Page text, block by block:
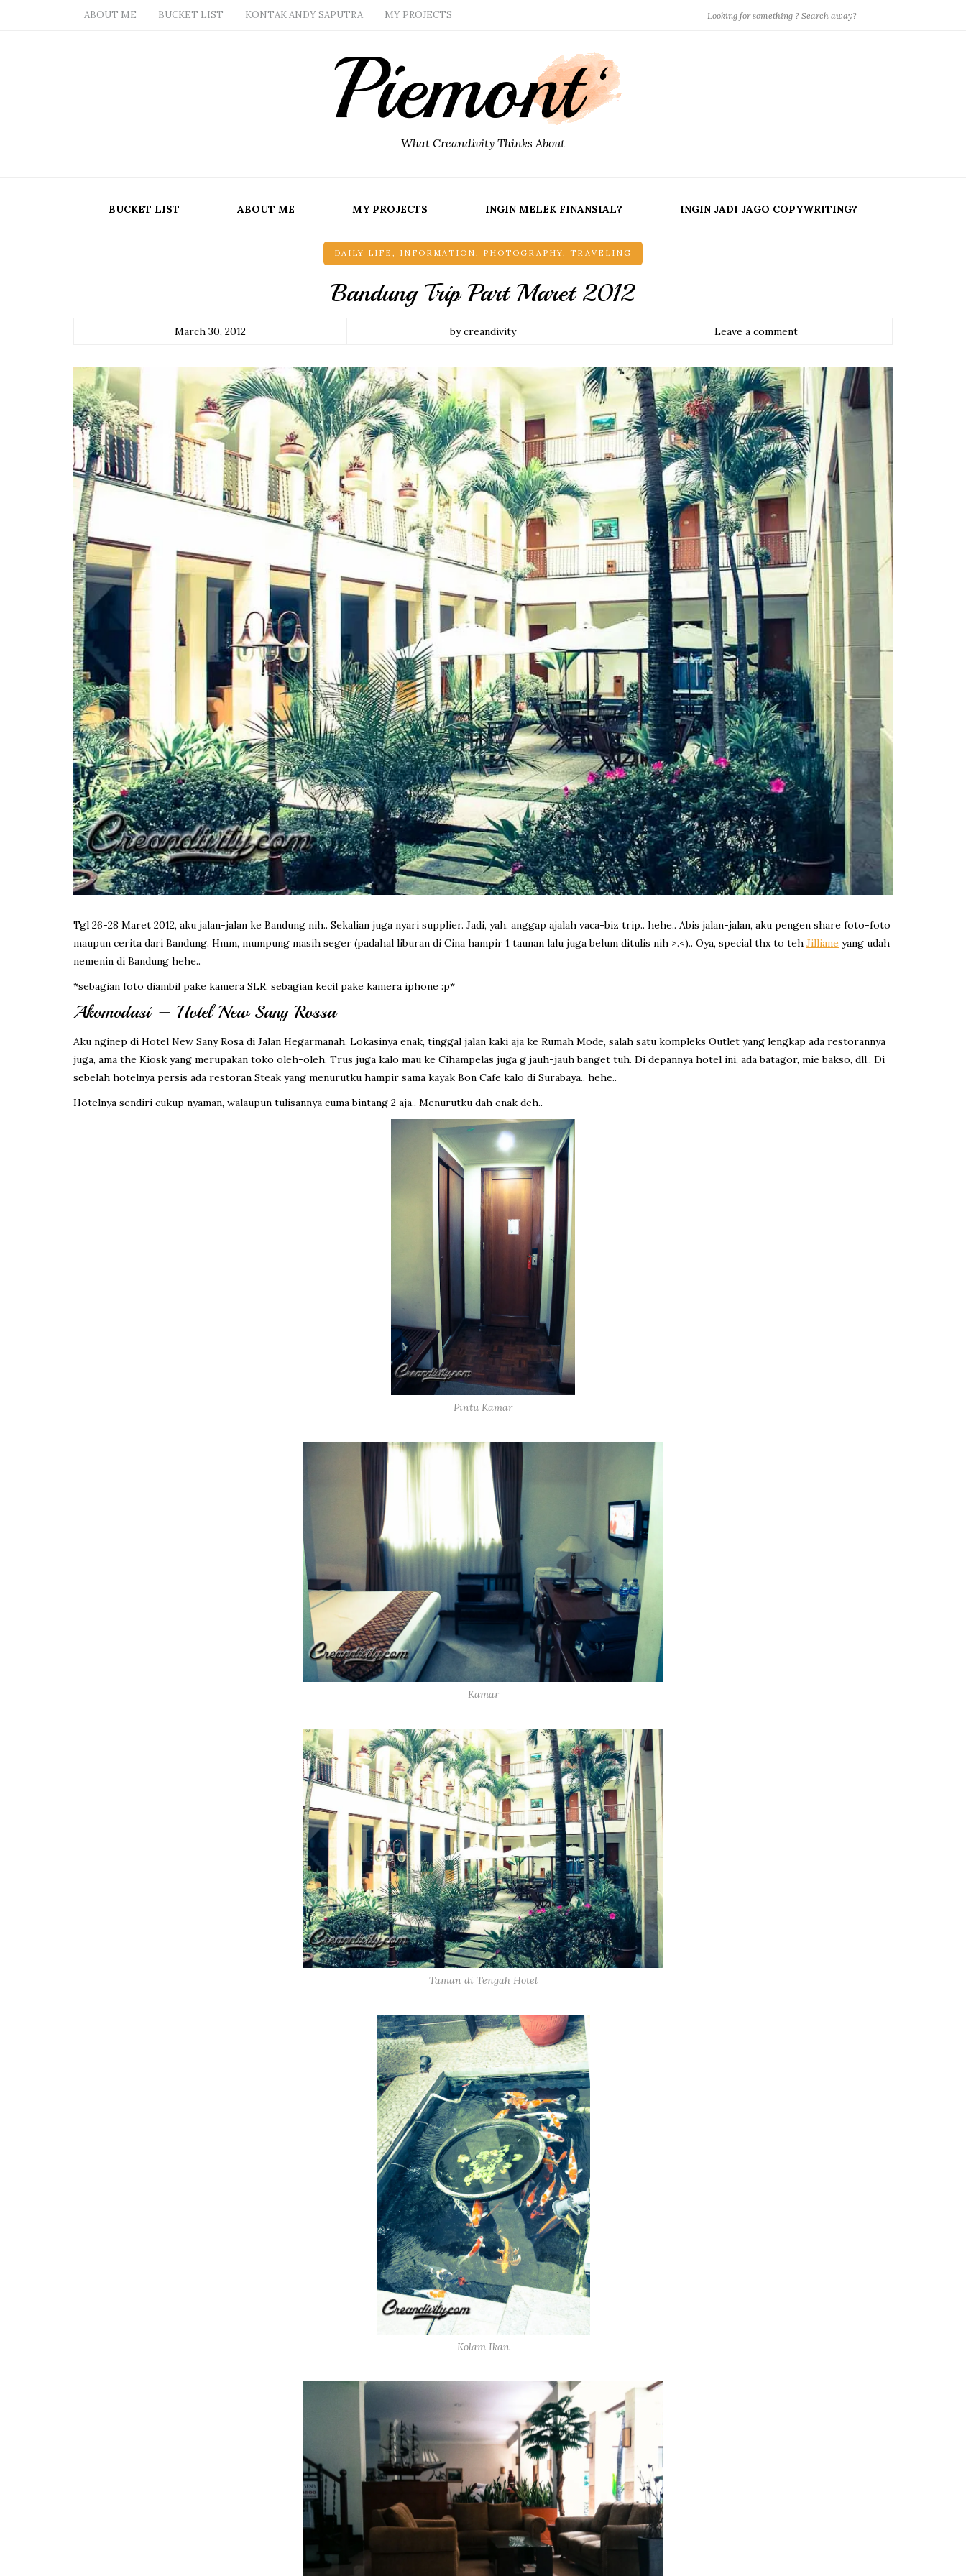
ABOUT ME BUCKET LIST KONTAK ANDY SAPUTRA MY PROJECTS
What Creandivity Thinks About
BUCKET LIST ABOUT ME MY PROJECTS INGIN MELEK FINANSIAL? INGIN JADI JAGO COPYWRITING?
DAILY LIFE , INFORMATION, PHOTOGRAPHY, TRAVELING
Bandung Trip Part Maret 2012
March 30, 2012 by creandivity Leave a comment
Tgl 26-28 Maret 2012, aku jalan-jalan ke Bandung nih.. Sekalian juga nyari supplier. Jadi, yah, anggap ajalah vaca-biz trip.. hehe.. Abis jalan-jalan, aku pengen share foto-foto
maupun cerita dari Bandung. Hmm, mumpung masih seger (padahal liburan di Cina hampir 1 taunan lalu juga belum ditulis nih >.<).. Oya, special thx to teh Jilliane yang udah
nemenin di Bandung hehe..
*sebagian foto diambil pake kamera SLR, sebagian kecil pake kamera iphone :p*
Akomodasi – Hotel New Sany Rossa
Aku nginep di Hotel New Sany Rosa di Jalan Hegarmanah. Lokasinya enak, tinggal jalan kaki aja ke Rumah Mode, salah satu kompleks Outlet yang lengkap ada restorannya
juga, ama the Kiosk yang merupakan toko oleh-oleh. Trus juga kalo mau ke Cihampelas juga g jauh-jauh banget tuh. Di depannya hotel ini, ada batagor, mie bakso, dll.. Di
sebelah hotelnya persis ada restoran Steak yang menurutku hampir sama kayak Bon Cafe kalo di Surabaya.. hehe..
Hotelnya sendiri cukup nyaman, walaupun tulisannya cuma bintang 2 aja.. Menurutku dah enak deh..
Pintu Kamar
Kamar
Taman di Tengah Hotel
Kolam Ikan